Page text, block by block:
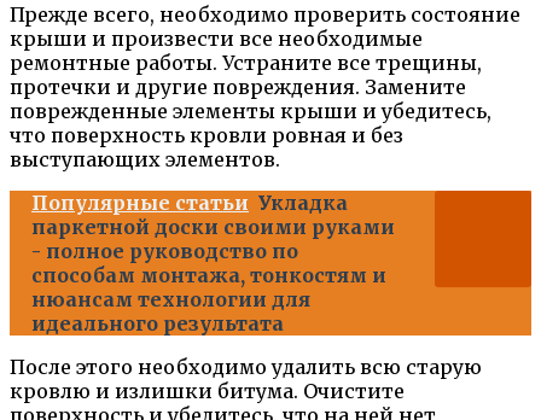
Прежде всего, необходимо проверить состояние
крыши и произвести все необходимые
ремонтные работы. Устраните все трещины,
протечки и другие повреждения. Замените
поврежденные элементы крыши и убедитесь,
что поверхность кровли ровная и без
выступающих элементов.
Популярные статьи Укладка
паркетной доски своими руками
- полное руководство по
способам монтажа, тонкостям и
нюансам технологии для
идеального результата
После этого необходимо удалить всю старую
кровлю и излишки битума. Очистите
поверхность и убедитесь, что на ней нет